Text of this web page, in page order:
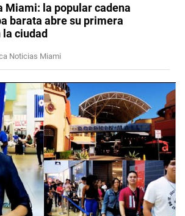
Miami: la popular cadena
barata abre su primera
ciudad
Noticias Miami